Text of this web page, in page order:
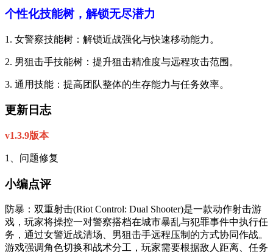
个性化技能树，解锁无尽潜力
1. 女警察技能树：解锁近战强化与快速移动能力。
2. 男狙击手技能树：提升狙击精准度与远程攻击范围。
3. 通用技能：提高团队整体的生存能力与任务效率。
更新日志
v1.3.9版本
1、问题修复
小编点评
防暴：双重射击(Riot Control: Dual Shooter)是一款动作射击游
戏，玩家将操控一对警察搭档在城市暴乱与犯罪事件中执行任
务，通过女警近战清场、男狙击手远程压制的方式协同作战。
游戏强调角色切换和战术分工，玩家需要根据敌人距离、任务